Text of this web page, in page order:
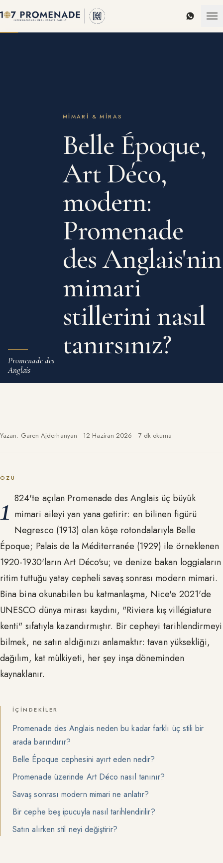
Promenade des
Anglais
MIMARI & MIRAS
Belle Époque,
Art Déco,
modern:
Promenade
des Anglais'nin
mimari
stillerini nasıl
tanırsınız?
Yazan: Garen Ajderhanyan · 12 Haziran 2026 · 7 dk okuma
ÖZÜ
1 824'te açılan Promenade des Anglais üç büyük
mimari aileyi yan yana getirir: en bilinen figürü
Negresco (1913) olan köşe rotondalarıyla Belle
Époque; Palais de la Méditerranée (1929) ile örneklenen
1920-1930'ların Art Déco'su; ve denize bakan loggiaların
ritim tuttuğu yatay cepheli savaş sonrası modern mimari.
Bina bina okunabilen bu katmanlaşma, Nice'e 2021'de
UNESCO dünya mirası kaydını, "Riviera kış villégiature
kenti" sıfatıyla kazandırmıştır. Bir cepheyi tarihlendirmeyi
bilmek, ne satın aldığınızı anlamaktır: tavan yüksekliği,
dağılım, kat mülkiyeti, her şey inşa döneminden
kaynaklanır.
İÇINDEKILER
Promenade des Anglais neden bu kadar farklı üç stili bir
arada barındırır?
Belle Époque cephesini ayırt eden nedir?
Promenade üzerinde Art Déco nasıl tanınır?
Savaş sonrası modern mimari ne anlatır?
Bir cephe beş ipucuyla nasıl tarihlendirilir?
Satın alırken stil neyi değiştirir?